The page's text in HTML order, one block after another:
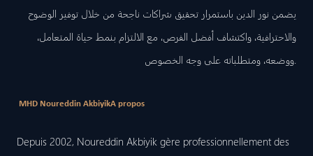
يضمن نور الدين باستمرار تحقيق شراكات ناجحة من خلال توفير الوضوح
والاحترافية، واكتشاف أفضل الفرص، مع الالتزام بنمط حياة المتعامل،
MHD Noureddin AkbiyikA propos
Depuis 2002, Noureddin Akbiyik gère professionnellement des